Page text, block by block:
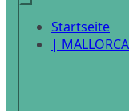
Onlineshop
Startseite
|